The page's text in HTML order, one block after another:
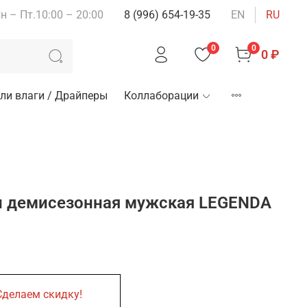
– Пт.10:00 – 20:00 8 (996) 654-19-35 EN RU
0 0 0 ₽
влаги / Драйперы Коллаборации
демисезонная мужская LEGENDA
скидку!